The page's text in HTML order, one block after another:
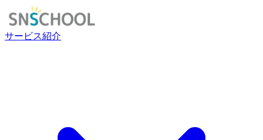
サービス紹介